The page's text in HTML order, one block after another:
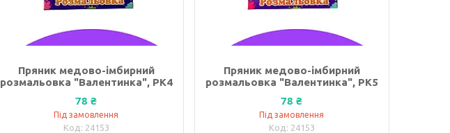
Пряник медово-імбирний
розмальовка "Валентинка", РК4
78 ₴
Під замовлення
24153
Пряник медово-імбирний
розмальовка "Валентинка", РК5
78 ₴
Під замовлення
24153